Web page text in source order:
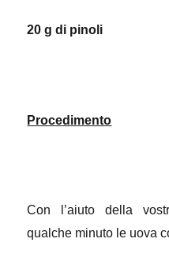
20 g di pinoli
Procedimento
Con l’aiuto della
qualche minuto le uova